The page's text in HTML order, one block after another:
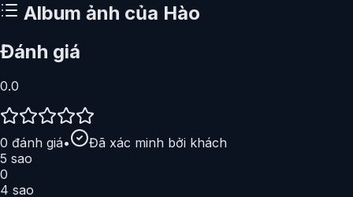
Album ảnh của Hào
Đánh giá
0.0
0 đánh giá•
Đã xác minh bởi khách
5 sao
0
4 sao